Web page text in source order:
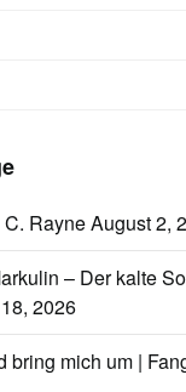
RayneAugust 2,
– Der kalte
2026
bring mich um |